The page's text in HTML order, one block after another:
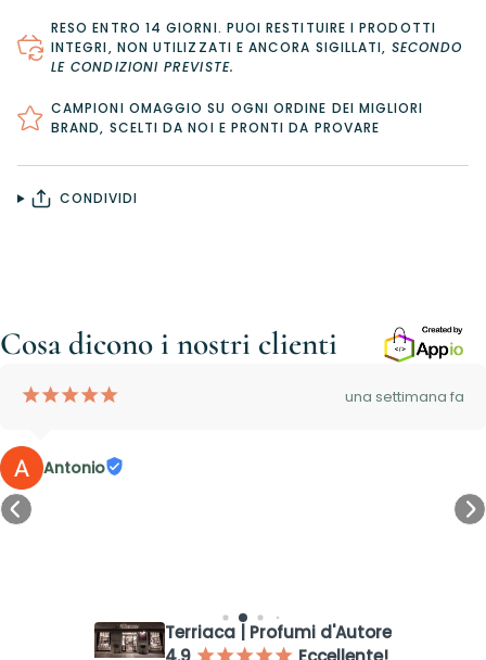
RESO ENTRO 14 GIORNI. PUOI RESTITUIRE I PRODOTTI
INTEGRI, NON UTILIZZATI E ANCORA SIGILLATI, SECONDO
LE CONDIZIONI PREVISTE.
CAMPIONI OMAGGIO SU OGNI ORDINE DEI MIGLIORI
BRAND, SCELTI DA NOI E PRONTI DA PROVARE
CONDIVIDI
Cosa dicono i nostri clienti
¡¡¡¡¡ una settimana fa
Antonio
Terriaca | Profumi d'Autore
¡¡¡¡¡